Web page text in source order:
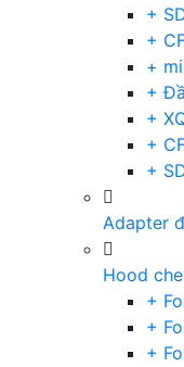
+
+
+
+
+
+
+
Adapter
Hood
+
+
+